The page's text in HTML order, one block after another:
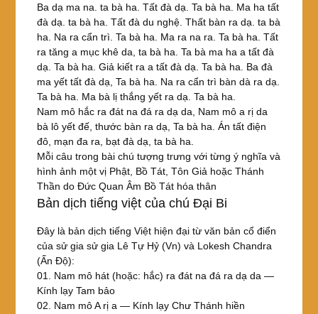
Ba dạ ma na. ta bà ha. Tất đà dạ. Ta bà ha. Ma ha tất
đà dạ. ta bà ha. Tất đà du nghệ. Thất bàn ra dạ. ta bà
ha. Na ra cẩn trì. Ta bà ha. Ma ra na ra. Ta bà ha. Tất
ra tăng a mục khê da, ta bà ha. Ta bà ma ha a tất đà
dạ. Ta bà ha. Giả kiết ra a tất đà dạ. Ta bà ha. Ba đà
ma yết tất đà dạ, Ta bà ha. Na ra cẩn trì bàn dà ra dạ.
Ta bà ha. Ma bà lị thắng yết ra dạ. Ta bà ha.
Nam mô hắc ra đát na đá ra dạ da, Nam mô a rị da
bà lô yết đế, thước bàn ra dạ, Ta bà ha. Án tất điện
đô, mạn đa ra, bạt đà dạ, ta bà ha.
Mỗi câu trong bài chú tượng trưng với từng ý nghĩa và
hình ảnh một vị Phật, Bồ Tát, Tôn Giả hoặc Thánh
Thần do Đức Quan Âm Bồ Tát hóa thân
Bản dịch tiếng việt của chú Đại Bi
Đây là bản dịch tiếng Việt hiện đại từ văn bản cổ điển
của sử gia sử gia Lê Tự Hỷ (Vn) và Lokesh Chandra
(Ấn Độ):
01. Nam mô hát (hoặc: hắc) ra đát na đá ra dạ da —
Kính lạy Tam bảo
02. Nam mô A rị a — Kính lạy Chư Thánh hiền